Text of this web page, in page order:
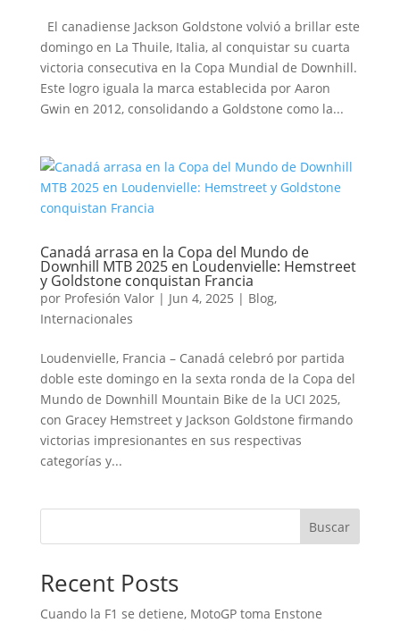
El canadiense Jackson Goldstone volvió a brillar este
domingo en La Thuile, Italia, al conquistar su cuarta
victoria consecutiva en la Copa Mundial de Downhill.
Este logro iguala la marca establecida por Aaron
Gwin en 2012, consolidando a Goldstone como la...
Canadá arrasa en la Copa del Mundo de
Downhill MTB 2025 en Loudenvielle: Hemstreet
y Goldstone conquistan Francia
por Profesión Valor| Jun 4, 2025 | Blog,
Internacionales
Loudenvielle, Francia – Canadá celebró por partida
doble este domingo en la sexta ronda de la Copa del
Mundo de Downhill Mountain Bike de la UCI 2025,
con Gracey Hemstreet y Jackson Goldstone firmando
victorias impresionantes en sus respectivas
categorías y...
Buscar
Recent Posts
Cuando la F1 se detiene, MotoGP toma Enstone